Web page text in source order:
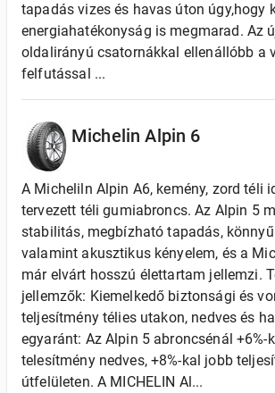
tapadás vizes és havas úton úgy,hogy
energiahatékonyság is megmarad. Az
oldalirányú csatornákkal ellenállóbb a
felfutással ...
Michelin Alpin 6
A Micheliln Alpin A6, kemény, zord téli
tervezett téli gumiabroncs. Az Alpin 5
stabilitás, megbízható tapadás,
valamint akusztikus kényelem, és a
már elvárt hosszú élettartam jellemzi.
jellemzők: Kiemelkedő biztonsági és
teljesítmény télies utakon, nedves és
egyaránt: Az Alpin 5 abroncsénál +6%-
telesítmény nedves, +8%-kal jobb
útfelületen. A MICHELIN Al...